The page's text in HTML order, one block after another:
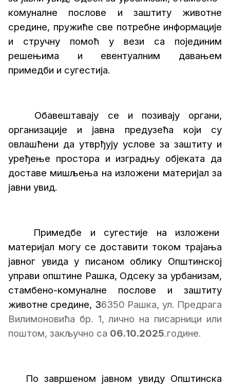
комуналне послове и заштиту животне
средине, пружиће све потребне информације
и стручну помоћ у вези са појединим
решењима и евентуалним давањем
примедби и сугестија.
Обавештавају се и позивају органи,
организације и јавна предузећа који су
овлашћени да утврђују услове за заштиту и
уређење простора и изградњу објеката да
доставе мишљења на изложени материјал за
јавни увид.
Примедбе и сугестије на изложени
материјал могу се доставити током трајања
јавног увида у писаном облику Општинској
управи општине Рашка, Одсеку за урбанизам,
стамбено-комуналне послове и заштиту
животне средине, 36350 Рашка, ул. Предрага
Вилимоновића бр. 1, лично на писарници или
поштом, закључно са 06.10.2025.године.
По завршеном јавном увиду Општинска